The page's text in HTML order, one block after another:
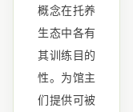
概念在托养
生态中各有
其训练目的
性。为馆主
们提供可被